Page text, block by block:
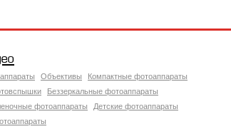
Объективы
Компактные фотоаппараты
Беззеркальные фотоаппараты
фотоаппараты
Детские фотоаппараты